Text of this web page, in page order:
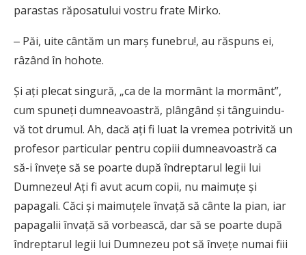
parastas răposatului vostru frate Mirko.
‒ Păi, uite cântăm un marş funebru!, au răspuns ei,
râzând în hohote.
Şi aţi plecat singură, „ca de la mormânt la mormânt”,
cum spuneţi dumneavoastră, plângând şi tânguindu-
vă tot drumul. Ah, dacă aţi fi luat la vremea potrivită un
profesor particular pentru copiii dumneavoastră ca
să-i înveţe să se poarte după îndreptarul legii lui
Dumnezeu! Aţi fi avut acum copii, nu maimuţe şi
papagali. Căci şi maimuţele învaţă să cânte la pian, iar
papagalii învaţă să vorbească, dar să se poarte după
îndreptarul legii lui Dumnezeu pot să înveţe numai fiii